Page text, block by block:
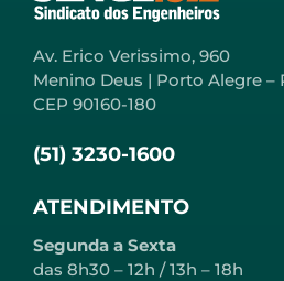
Av. Erico Verissimo, 960
Menino Deus | Porto Alegre –
CEP 90160-180
(51) 3230-1600
ATENDIMENTO
Segunda a Sexta
das 8h30 – 12h / 13h – 18h